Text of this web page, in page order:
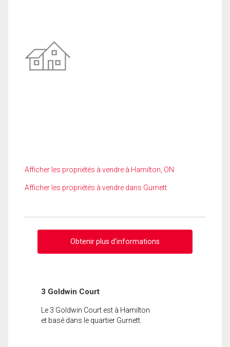
Afficher les propriétés à vendre à Hamilton, ON
Afficher les propriétés à vendre dans Gurnett
Obtenir plus d'informations
3 Goldwin Court
Le 3 Goldwin Court est à Hamilton
et basé dans le quartier Gurnett.